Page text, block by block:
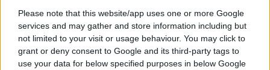
Please note that this website/app uses one or more Google
services and may gather and store information including but
not limited to your visit or usage behaviour. You may click to
grant or deny consent to Google and its third-party tags to
use your data for below specified purposes in below Google
#Iran #saudijska arabija